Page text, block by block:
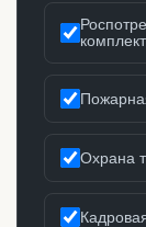
комплект
Охрана